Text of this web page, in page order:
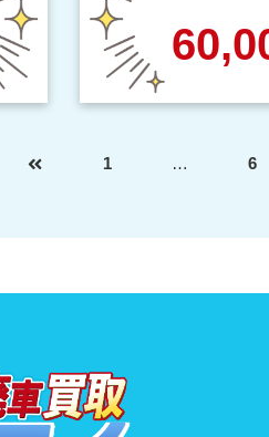
1 … 6